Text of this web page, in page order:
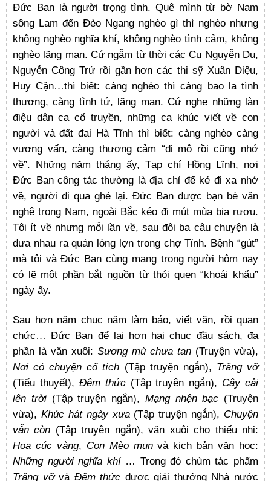
Đức Ban là người trọng tình. Quê mình từ bờ Nam
sông Lam đến Đèo Ngang nghèo gì thì nghèo nhưng
không nghèo nghĩa khí, không nghèo tình cảm, không
nghèo lãng mạn. Cứ ngẫm từ thời các Cụ Nguyễn Du,
Nguyễn Công Trứ rồi gần hơn các thi sỹ Xuân Diệu,
Huy Cận…thì biết: càng nghèo thì càng bao la tình
thương, càng tình tứ, lãng mạn. Cứ nghe những làn
điệu dân ca cổ truyền, những ca khúc viết về con
người và đất đai Hà Tĩnh thì biết: càng nghèo càng
vương vấn, càng thương cảm “đi mô rồi cũng nhớ
về”. Những năm tháng ấy, Tạp chí Hồng Lĩnh, nơi
Đức Ban công tác thường là địa chỉ để kẻ đi xa nhớ
về, người đi qua ghé lại. Đức Ban được bạn bè văn
nghệ trong Nam, ngoài Bắc kéo đi mút mùa bia rượu.
Tôi ít về nhưng mỗi lần về, sau đôi ba câu chuyện là
đưa nhau ra quán lòng lợn trong chợ Tỉnh. Bệnh “gút”
mà tôi và Đức Ban cùng mang trong người hôm nay
có lẽ một phần bắt nguồn từ thói quen “khoái khẩu”
ngày ấy.
Sau hơn năm chục năm làm báo, viết văn, rồi quan
chức… Đức Ban để lại hơn hai chục đầu sách, đa
phần là văn xuôi: Sương mù chưa tan (Truyện vừa),
Nơi có chuyện cổ tích (Tập truyện ngắn), Trăng vỡ
(Tiểu thuyết), Đêm thức(Tập truyện ngắn), Cây cải
lên trời(Tập truyện ngắn), Mạng nhện bạc (Truyện
vừa), Khúc hát ngày xưa(Tập truyện ngắn), Chuyện
vẫn còn (Tập truyện ngắn), văn xuôi cho thiếu nhi:
Hoa cúc vàng, Con Mèo munvà kịch bản văn học:
Những người nghĩa khí… Trong đó chùm tác phẩm
Trăng vỡvà Đêm thức được giải thưởng Nhà nước